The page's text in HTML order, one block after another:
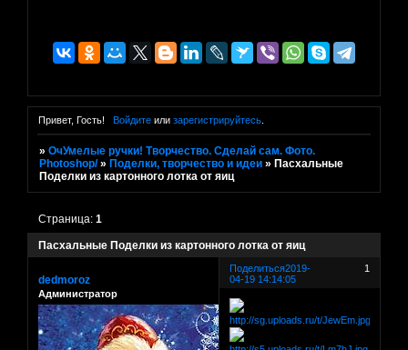
Привет, Гость! Войдитеили зарегистрируйтесь.
»ОчУмелые ручки! Творчество. Сделай сам. Фото.
Photoshop/ » Поделки, творчество и идеи » Пасхальные
Поделки из картонного лотка от яиц
Пасхальные Поделки из картонного лотка от яиц
Страница:1
Поделиться 1
2019-
04-19 14:14:05
dedmoroz
Администратор